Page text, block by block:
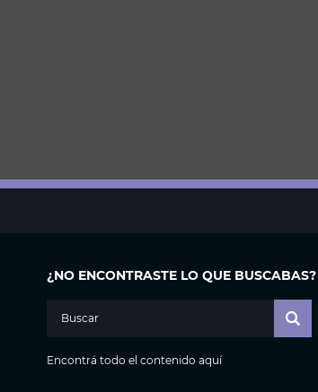
¿NO ENCONTRASTE LO QUE BUSCABAS?
Encontrá todo el contenido aquí